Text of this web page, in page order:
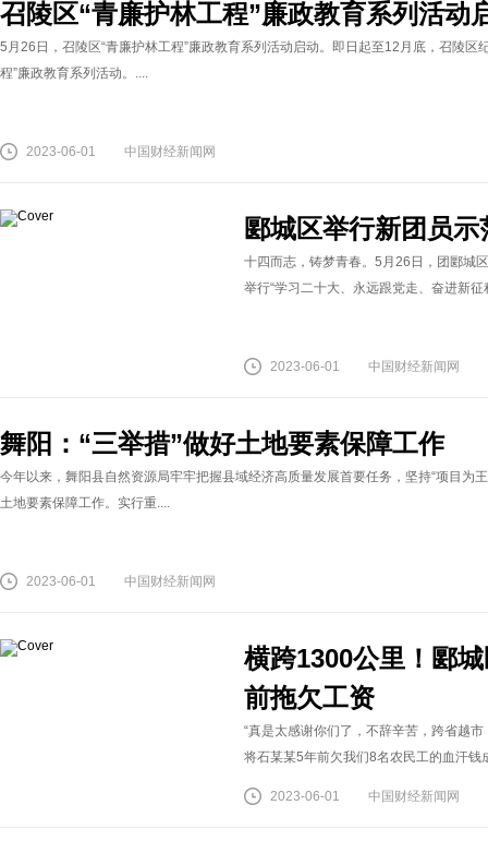
召陵区“青廉护林工程”廉政教育系列活动
5月26日，召陵区“青廉护林工程”廉政教育系列活动启动。即日起至12月底，召陵区
程”廉政教育系列活动。....
2023-06-01 中国财经新闻网
郾城区举行新团员
十四而志，铸梦青春。5月26日，团郾城
举行“学习二十大、永远跟党走、奋进新
2023-06-01 中国财经新闻网
舞阳：“三举措”做好土地要素保障工作
今年以来，舞阳县自然资源局牢牢把握县域经济高质量发展首要任务，坚持“项目为
土地要素保障工作。实行重....
2023-06-01 中国财经新闻网
横跨1300公里！郾
前拖欠工资
“真是太感谢你们了，不辞辛苦，跨省越
将石某某5年前欠我们8名农民工的血汗
2023-06-01 中国财经新闻网